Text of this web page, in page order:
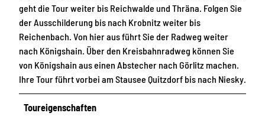
geht die Tour weiter bis Reichwalde und Thräna. Folgen Sie
der Ausschilderung bis nach Krobnitz weiter bis
Reichenbach. Von hier aus führt Sie der Radweg weiter
nach Königshain. Über den Kreisbahnradweg können Sie
von Königshain aus einen Abstecher nach Görlitz machen.
Ihre Tour führt vorbei am Stausee Quitzdorf bis nach Niesky.
Toureigenschaften